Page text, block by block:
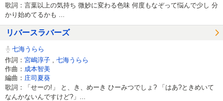
歌詞：言葉以上の気持ち 微妙に変わる色味 何度もなぞって悩んで少し 分
かり始めてるかも ...
リバースラバーズ
七海うらら
作詞： 宮嶋淳子
七海うらら
作曲： 成本智美
編曲： 庄司夏葵
歌詞：「せーの!」 と、き、めーき ひーみつでしょ? 「はあ?ときめいて
なんかないんですけど?」...